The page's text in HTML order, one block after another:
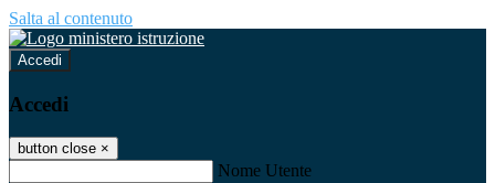
Salta al contenuto
Accedi
Accedi
button close ×
Nome Utente